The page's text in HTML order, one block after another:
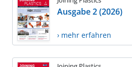
Ausgabe 2 (2026)
› mehr erfahren